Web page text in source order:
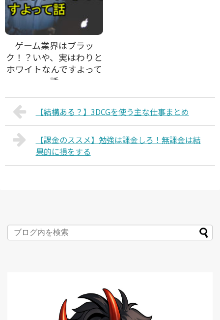
ゲーム業界はブラッ
ク！？いや、実はわりと
ホワイトなんですよって
話
【結構ある？】3DCGを使う主な仕事まとめ
【課金のススメ】勉強は課金しろ！無課金は結
果的に損をする